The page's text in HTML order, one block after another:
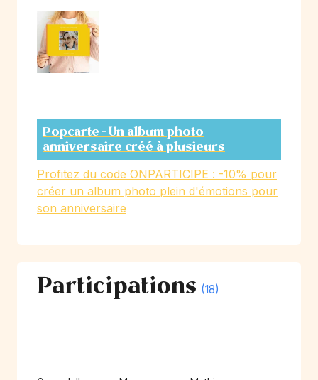
Popcarte - Un album photo
anniversaire créé à plusieurs
Profitez du code ONPARTICIPE : -10% pour
créer un album photo plein d'émotions pour
son anniversaire
Participations (18)